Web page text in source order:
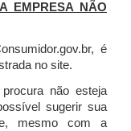
EMPRESA NÃO
é
no site.
não esteja
sugerir sua
mesmo com a